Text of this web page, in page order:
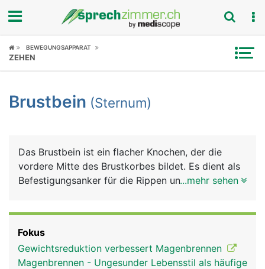
Fokus
Symptome
News
Rubriken
BEWEGUNGSAPPARAT
ZEHEN
Brustbein (Sternum)
Das Brustbein ist ein flacher Knochen, der die
vordere Mitte des Brustkorbes bildet. Es dient als
Befestigungsanker für die Rippen und für...mehr sehen
Fokus
Gewichtsreduktion verbessert Magenbrennen
Magenbrennen - Ungesunder Lebensstil als häufige